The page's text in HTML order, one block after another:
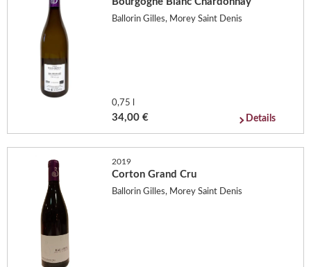
Ballorin Gilles, Morey Saint Denis
0,75 l
34,00 € Details
2019
Corton Grand Cru
Ballorin Gilles, Morey Saint Denis